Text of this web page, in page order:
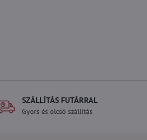
SZÁLLÍTÁS FUTÁRRAL
Gyors és olcsó szállítás